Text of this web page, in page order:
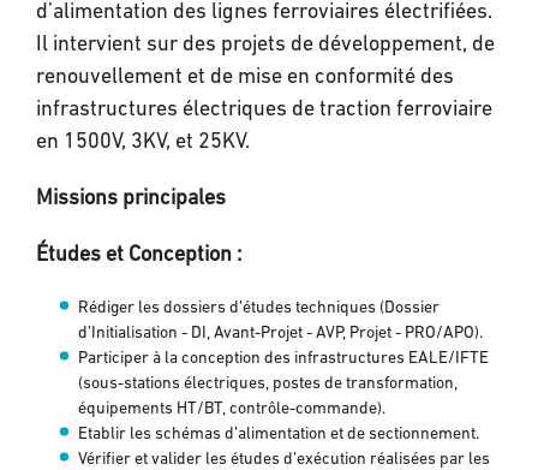
d’alimentation des lignes ferroviaires électrifiées.
Il intervient sur des projets de développement, de
renouvellement et de mise en conformité des
infrastructures électriques de traction ferroviaire
en 1500V, 3KV, et 25KV.
Missions principales
Études et Conception :
Rédiger les dossiers d’études techniques (Dossier
d’Initialisation - DI, Avant-Projet - AVP, Projet - PRO/APO).
Participer à la conception des infrastructures EALE/IFTE
(sous-stations électriques, postes de transformation,
équipements HT/BT, contrôle-commande).
Etablir les schémas d’alimentation et de sectionnement.
Vérifier et valider les études d’exécution réalisées par les